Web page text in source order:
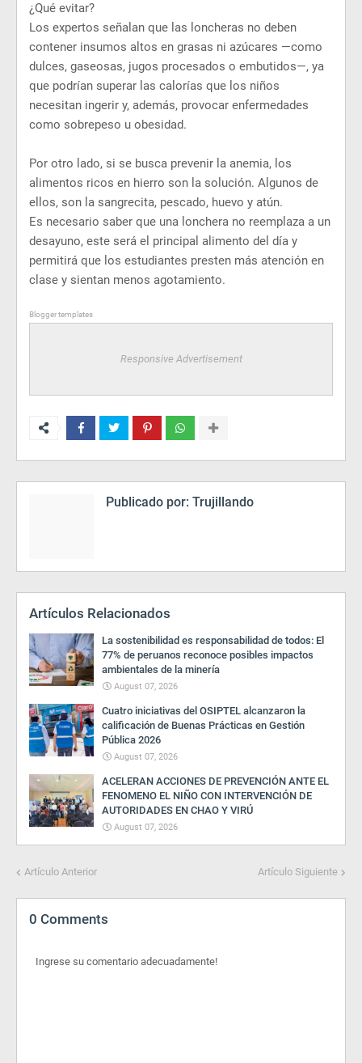
¿Qué evitar?
Los expertos señalan que las loncheras no deben
contener insumos altos en grasas ni azúcares —como
dulces, gaseosas, jugos procesados o embutidos—, ya
que podrían superar las calorías que los niños
necesitan ingerir y, además, provocar enfermedades
como sobrepeso u obesidad.
Por otro lado, si se busca prevenir la anemia, los
alimentos ricos en hierro son la solución. Algunos de
ellos, son la sangrecita, pescado, huevo y atún.
Es necesario saber que una lonchera no reemplaza a un
desayuno, este será el principal alimento del día y
permitirá que los estudiantes presten más atención en
clase y sientan menos agotamiento.
Blogger templates
Responsive Advertisement
Publicado por: Trujillando
Artículos Relacionados
La sostenibilidad es responsabilidad de todos: El
77% de peruanos reconoce posibles impactos
ambientales de la minería
August 07, 2026
Cuatro iniciativas del OSIPTEL alcanzaron la
calificación de Buenas Prácticas en Gestión
Pública 2026
August 07, 2026
ACELERAN ACCIONES DE PREVENCIÓN ANTE EL
FENOMENO EL NIÑO CON INTERVENCIÓN DE
AUTORIDADES EN CHAO Y VIRÚ
August 07, 2026
Artículo Anterior Artículo Siguiente
0 Comments
Ingrese su comentario adecuadamente!